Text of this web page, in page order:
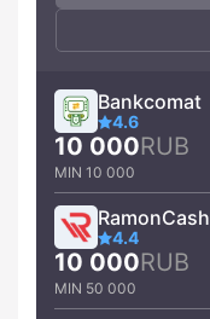
Bankcomat
4.6
10 000RUB
MIN 10 000
RamonCash
4.4
10 000RUB
MIN 50 000